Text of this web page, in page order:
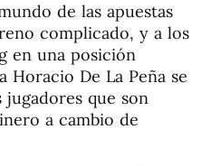
de las apuestas
complicado, y a los
en una posición
Horacio De La Peña se
que son
a cambio de